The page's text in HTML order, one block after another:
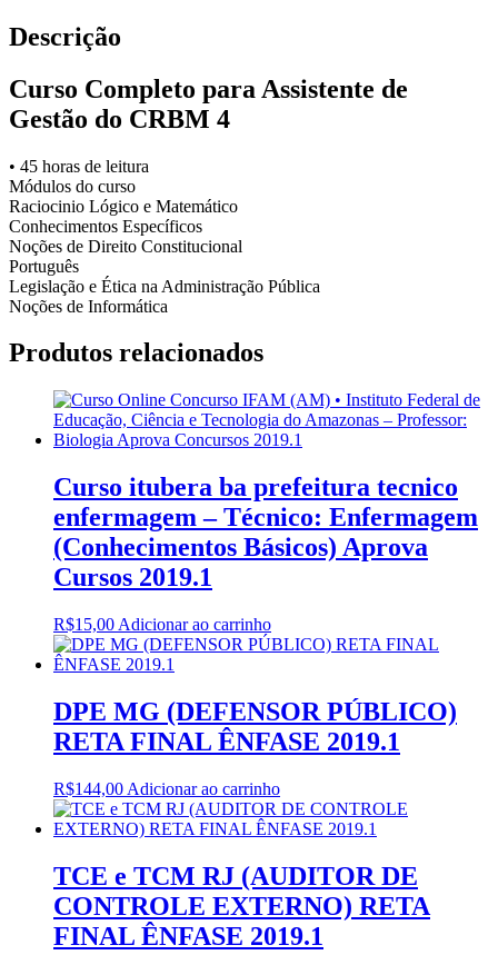
Descrição
Curso Completo para Assistente de
Gestão do CRBM 4
• 45 horas de leitura
Módulos do curso
Raciocinio Lógico e Matemático
Conhecimentos Específicos
Noções de Direito Constitucional
Português
Legislação e Ética na Administração Pública
Noções de Informática
Produtos relacionados
Curso itubera ba prefeitura tecnico
enfermagem – Técnico: Enfermagem
(Conhecimentos Básicos) Aprova
Cursos 2019.1
R$15,00 Adicionar ao carrinho
DPE MG (DEFENSOR PÚBLICO)
RETA FINAL ÊNFASE 2019.1
R$144,00 Adicionar ao carrinho
TCE e TCM RJ (AUDITOR DE
CONTROLE EXTERNO) RETA
FINAL ÊNFASE 2019.1